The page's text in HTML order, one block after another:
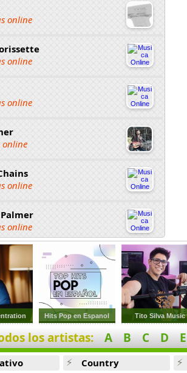
online
online
online
online
online
online
online
online
online
Hits Pop en Espanol Tito Silva Music
los artistas: A B C D E
Country